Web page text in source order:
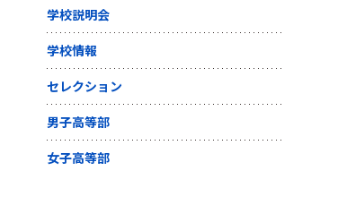
学校説明会
学校情報
セレクション
男子高等部
女子高等部